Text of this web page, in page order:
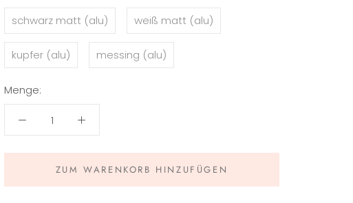
schwarz matt (alu) weiß matt (alu)
kupfer (alu) messing (alu)
Menge:
ZUM WARENKORB HINZUFÜGEN